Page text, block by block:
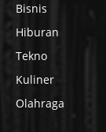
Bisnis
Hiburan
Tekno
Kuliner
Olahraga